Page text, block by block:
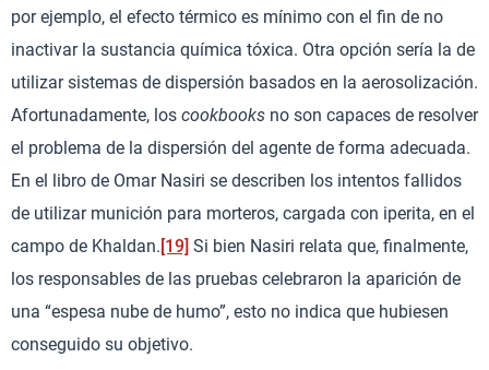
por ejemplo, el efecto térmico es mínimo con el fin de no
inactivar la sustancia química tóxica. Otra opción sería la de
utilizar sistemas de dispersión basados en la aerosolización.
Afortunadamente, los cookbooks no son capaces de resolver
el problema de la dispersión del agente de forma adecuada.
En el libro de Omar Nasiri se describen los intentos fallidos
de utilizar munición para morteros, cargada con iperita, en el
campo de Khaldan. [19] Si bien Nasiri relata que, finalmente,
los responsables de las pruebas celebraron la aparición de
una “espesa nube de humo”, esto no indica que hubiesen
conseguido su objetivo.